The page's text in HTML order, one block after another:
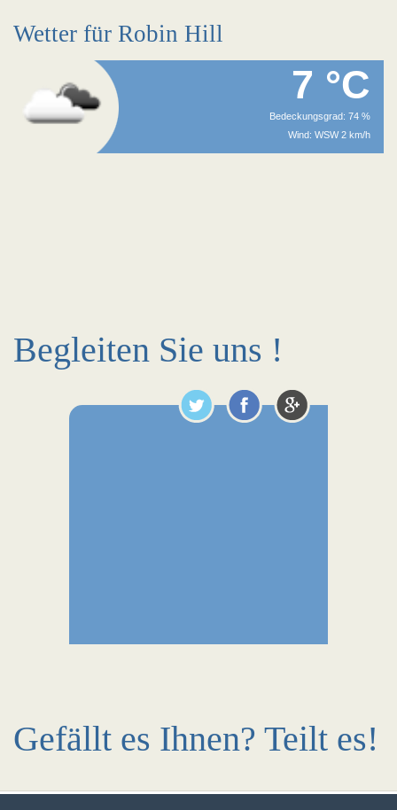
Wetter für Robin Hill
7 °C
Bedeckungsgrad: 74 %
Wind: WSW 2 km/h
Begleiten Sie uns !
Gefällt es Ihnen? Teilt es!